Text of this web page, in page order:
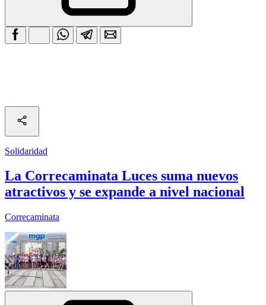
Solidaridad
La Correcaminata Luces suma nuevos
atractivos y se expande a nivel nacional
Correcaminata